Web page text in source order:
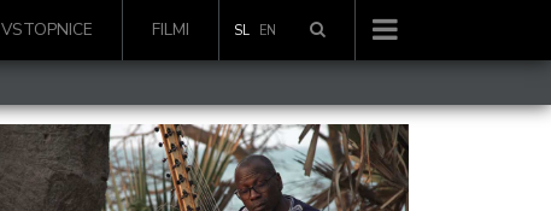
VSTOPNICE FILMI SL EN